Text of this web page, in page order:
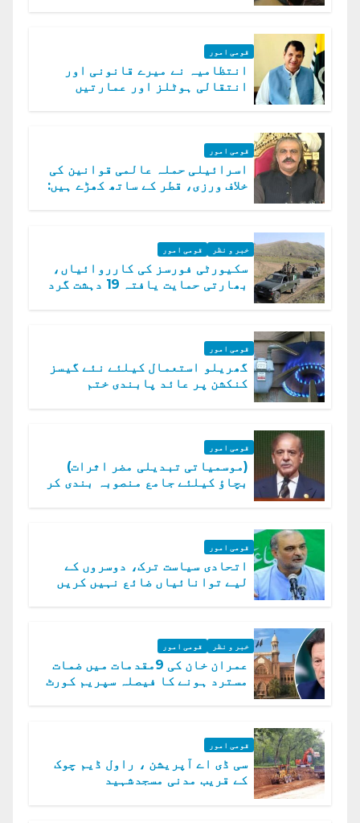
قومی امور
انتظامیہ نے میرے قانونی اور
انتقالی ہوٹلز اور عمارتیں
قومی امور
اسرائیلی حملہ عالمی قوانین کی
خلاف ورزی، قطر کے ساتھ کھڑے ہیں:
خبر و نظر قومی امور
سکیورٹی فورسز کی کارروائیاں،
بھارتی حمایت یافتہ 19 دہشت گرد
قومی امور
گھریلو استعمال کیلئے نئے گیسز
کنکشن پر عائد پابندی ختم
قومی امور
(موسمیاتی تبدیلی مضر اثرات)
بچاؤ کیلئے جامع منصوبہ بندی کر
قومی امور
اتحادی سیاست ترک، دوسروں کے
لیے توانائیاں ضائع نہیں کریں
خبر و نظر قومی امور
عمران خان کی 9مقدمات میں ضمات
مسترد ہونے کا فیصلہ سپریم کورٹ
قومی امور
سی ڈی اے آپریشن ، راول ڈیم چوک
کے قریب مدنی مسجدشہید